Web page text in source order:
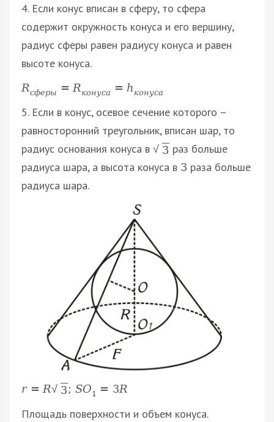
4. Если конус вписан в сферу, то сфера
содержит окружность конуса и его вершину,
радиус сферы равен радиусу конуса и равен
высоте конуса.
Rсферы = Rконуса = h конуса
5. Если в конус, осевое сечение которого –
равносторонний треугольник, вписан шар, то
радиус основания конуса в √ 3 раз больше
радиуса шара, а высота конуса в 3 раза больше
радиуса шара.
r = R√ 3; SO1 = 3R
Площадь поверхности и объем конуса.